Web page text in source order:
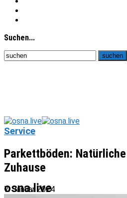
Suchen...
osna.live
Service
Parkettböden:
Zuhause
7. Januar 2024